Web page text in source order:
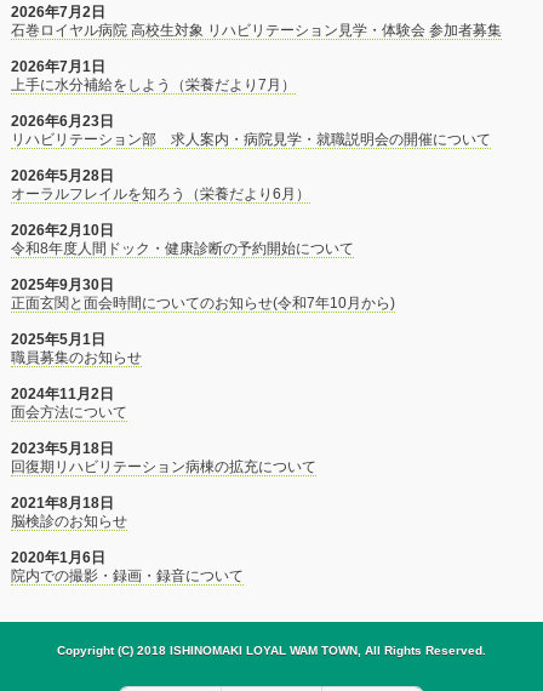
2026年7月2日
石巻ロイヤル病院 高校生対象 リハビリテーション見学・体験会 参加者募集
2026年7月1日
上手に水分補給をしよう（栄養だより7月）
2026年6月23日
リハビリテーション部 求人案内・病院見学・就職説明会の開催について
2026年5月28日
オーラルフレイルを知ろう（栄養だより6月）
2026年2月10日
令和8年度人間ドック・健康診断の予約開始について
2025年9月30日
正面玄関と面会時間についてのお知らせ(令和7年10月から)
2025年5月1日
職員募集のお知らせ
2024年11月2日
面会方法について
2023年5月18日
回復期リハビリテーション病棟の拡充について
2021年8月18日
脳検診のお知らせ
2020年1月6日
院内での撮影・録画・録音について
Copyright (C) 2018 ISHINOMAKI LOYAL WAM TOWN, All Rights Reserved.